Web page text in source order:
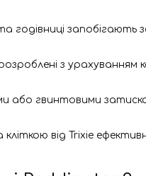
годівниці
з
або гвинтовими
кліткою від Trixie